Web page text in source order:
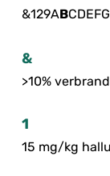
&129ABCDEFG
&
>10%
1
15 mg/kg